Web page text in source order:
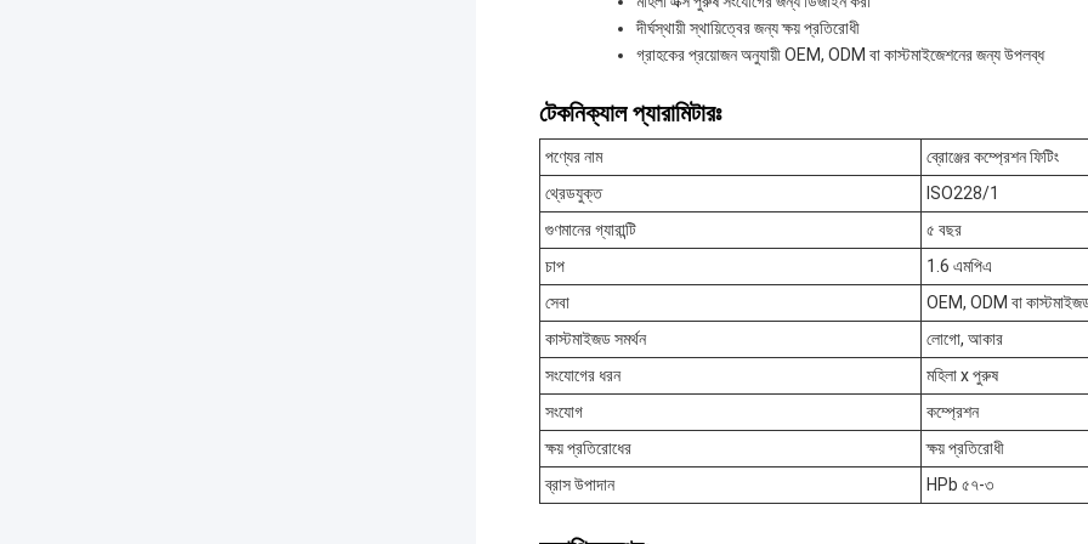
দীর্ঘস্থায়ী স্থায়িত্বের জন্য ক্ষয় প্রতিরোধী
গ্রাহকের প্রয়োজন অনুযায়ী OEM, ODM বা কাস্টমাইজেশনের জন্য উপলব্ধ
টেকনিক্যাল প্যারামিটারঃ
পণ্যের নাম
ব্রোঞ্জের কম্প্রেশন ফিটিং
থ্রেডযুক্ত
ISO228/1
গুণমানের গ্যারান্টি
৫ বছর
চাপ
1.6 এমপিএ
সেবা
OEM, ODM বা
কাস্টমাইজড সমর্থন
লোগো, আকার
সংযোগের ধরন
মহিলা x পুরুষ
সংযোগ
কম্প্রেশন
ক্ষয় প্রতিরোধের
ক্ষয় প্রতিরোধী
ব্রাস উপাদান
HPb ৫৭-৩